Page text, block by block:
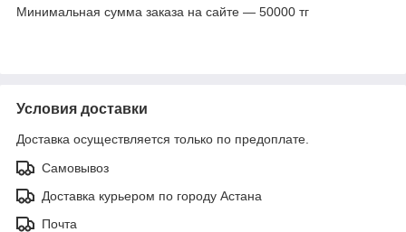
Минимальная сумма заказа на сайте — 50000 тг
Условия доставки
Доставка осуществляется только по предоплате.
Самовывоз
Доставка курьером по городу Астана
Почта